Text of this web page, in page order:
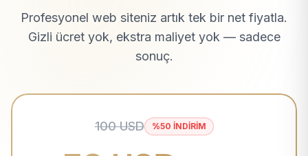
Profesyonel web siteniz artık tek bir net fiyatla.
Gizli ücret yok, ekstra maliyet yok — sadece
sonuç.
100 USD %50 İNDİRİM